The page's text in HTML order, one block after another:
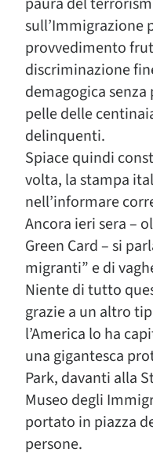
sull’Immigrazione
provvedimento
discriminazione
demagogica
pelle delle
delinquenti.
Spiace quindi
volta, la stampa
nell’informare
Ancora ieri sera –
Green Card – si
migranti” e di
Niente di tutto
grazie a un altro
l’America lo ha
una gigantesca
Park, davanti alla
Museo degli
portato in piazza
persone.